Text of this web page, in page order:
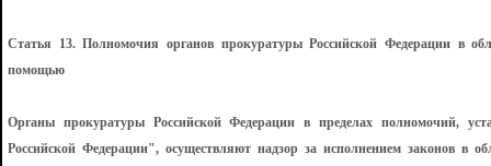
Статья 13. Полномочия органов прокуратуры Российской Федерации в
помощью
Органы прокуратуры Российской Федерации в пределах полномочий,
Российской Федерации", осуществляют надзор за исполнением законов в